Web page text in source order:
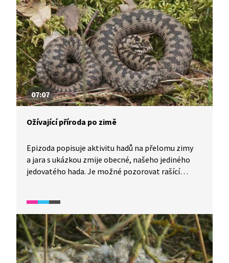
07:07
Ožívající příroda po zimě
Epizoda popisuje aktivitu hadů na přelomu zimy
a jara s ukázkou zmije obecné, našeho jediného
jedovatého hada. Je možné pozorovat rašící
nabízejí vhodné podmínky pro růst mokřadních
rostlin a na vodu vázaných živočichů, například
obojživelníků. Les prosvícený sluncem ukazuje
brzy na jaře kvetoucí rostliny vřesovce či pasoucí
se jeleny. Na prosluněných stráních kvetou